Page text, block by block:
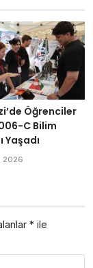
Öğrenciler
C Bilim
Yaşadı
2026
* ile